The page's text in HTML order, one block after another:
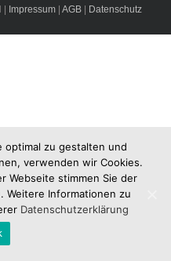
Impressum AGB Datenschutz
optimal zu gestalten und
verwenden wir Cookies.
Webseite stimmen Sie der
Weitere Informationen zu
Datenschutzerklärung